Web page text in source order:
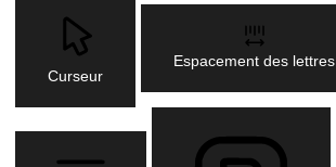
Curseur
Espacement des lettres